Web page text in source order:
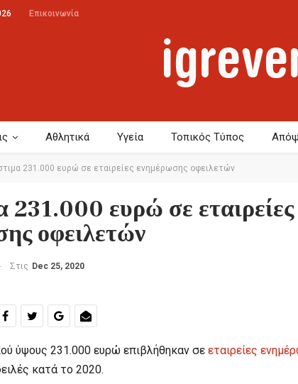
Επικοινωνία
Αθλητικά Υγεία Τοπικός Τύπος
231.000 ευρώ σε εταιρείες ενημέρωσης οφειλετών
231.000 ευρώ σε εταιρείες
οφειλετών
Στις Dec 25, 2020
ύψους 231.000 ευρώ επιβλήθηκαν σε εταιρείες
κατά το 2020.